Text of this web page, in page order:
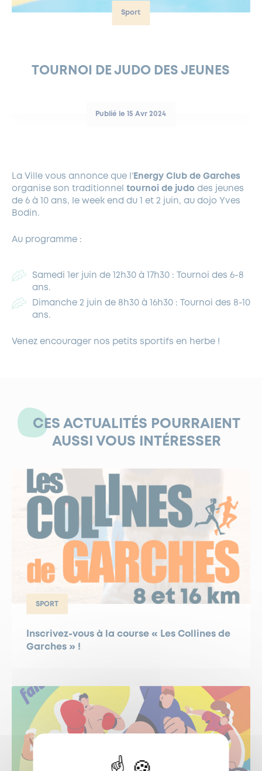
LOCATION DE SALLES
FERMETURES EXCEPTIONNELLES
DÉVELOPPEMENT DURABLE
PARCS ET SQUARES DE LA VILLE
DEMANDE D’ABATTAGE
GESTION DU PATRIMOINE ARBORÉ
Sport
TOURNOI DE JUDO DES JEUNES
Publié le 15 Avr 2024
La Ville vous annonce que l’ Energy Club de Garches
organise son traditionnel tournoi de judo des jeunes
de 6 à 10 ans, le week end du 1 et 2 juin, au dojo Yves
Bodin.
Au programme :
Samedi 1er juin de 12h30 à 17h30 : Tournoi des 6-8
ans.
Dimanche 2 juin de 8h30 à 16h30 : Tournoi des 8-10
ans.
Venez encourager nos petits sportifs en herbe !
CES ACTUALITÉS POURRAIENT
AUSSI VOUS INTÉRESSER
SPORT
Inscrivez-vous à la course « Les Collines de
Garches » !